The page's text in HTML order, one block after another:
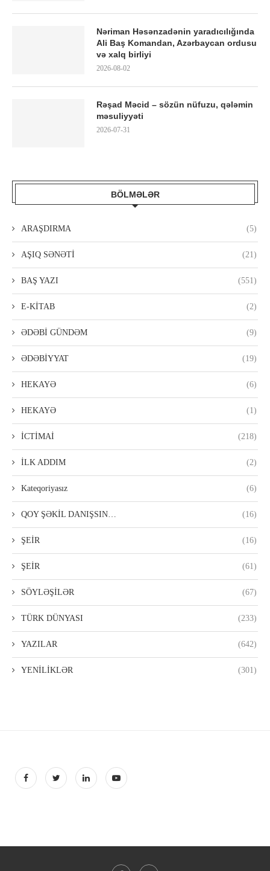
Nəriman Həsənzadənin yaradıcılığında
Ali Baş Komandan, Azərbaycan ordusu
və xalq birliyi
2026-08-02
Rəşad Məcid – sözün nüfuzu, qələmin
məsuliyyəti
2026-07-31
BÖLMƏLƏR
ARAŞDIRMA (5)
AŞIQ SƏNƏTİ (21)
BAŞ YAZI (551)
E-KİTAB (2)
ƏDƏBİ GÜNDƏM (9)
ƏDƏBİYYAT (19)
HEKAYƏ (6)
HEKAYƏ (1)
İCTİMAİ (218)
İLK ADDIM (2)
Kateqoriyasız (6)
QOY ŞƏKİL DANIŞSIN… (16)
ŞEİR (16)
ŞEİR (61)
SÖYLƏŞİLƏR (67)
TÜRK DÜNYASI (233)
YAZILAR (642)
YENİLİKLƏR (301)